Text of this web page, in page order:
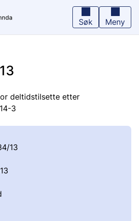
Søk Meny
deltidstilsette etter
3
13